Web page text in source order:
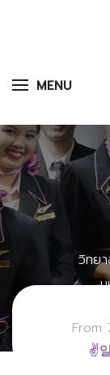
MENU
วิทย
✌